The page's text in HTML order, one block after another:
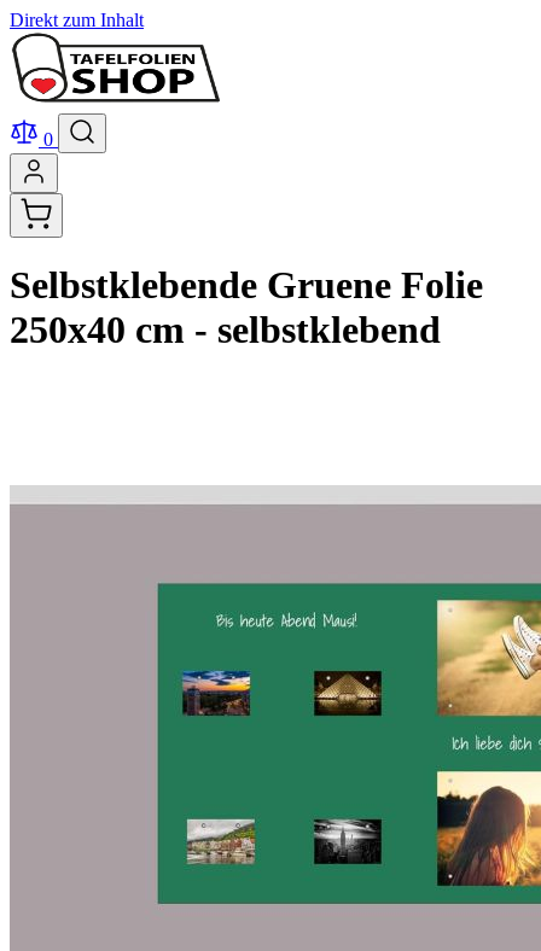
Direkt zum Inhalt
0
Selbstklebende Gruene Folie
250x40 cm - selbstklebend